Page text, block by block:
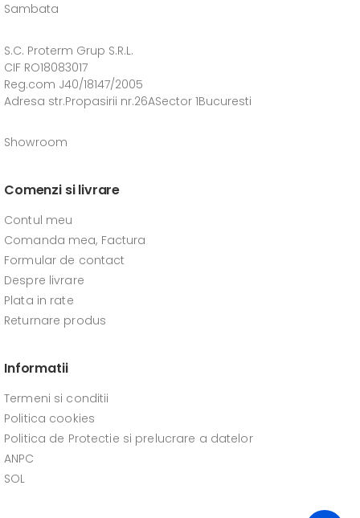
Sambata
S.C. Proterm Grup S.R.L.
CIF RO18083017
Reg.com J40/18147/2005
Adresa str.Propasirii nr.26ASector 1Bucuresti
Showroom
Comenzi si livrare
Contul meu
Comanda mea, Factura
Formular de contact
Despre livrare
Plata in rate
Returnare produs
Informatii
Termeni si conditii
Politica cookies
Politica de Protectie si prelucrare a datelor
ANPC
SOL